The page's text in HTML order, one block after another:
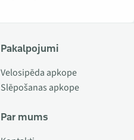
Pakalpojumi
Velosipēda apkope
Slēpošanas apkope
Par mums